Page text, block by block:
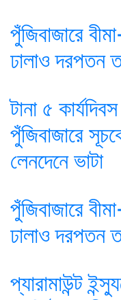
পুঁজিবাজারে
ঢালাও দরপতন
টানা ৫
পুঁজিবাজারে
লেনদেনে ভাটা
পুঁজিবাজারে
ঢালাও দরপতন
প্যারামাউন্ট